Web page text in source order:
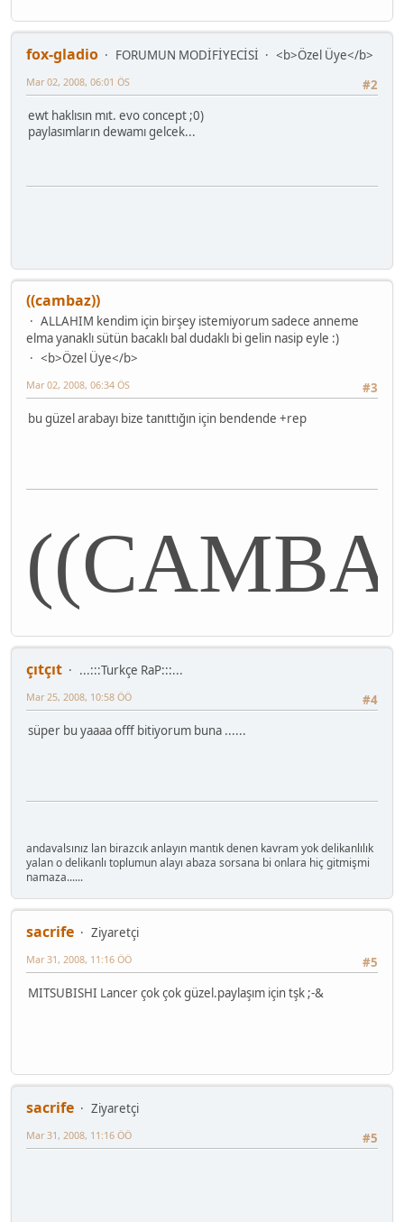
fox-gladio FORUMUN MODİFİYECİSİ
<b>Özel Üye</b>
#2
Mar 02, 2008, 06:01 ÖS
ewt haklısın mıt. evo concept ;0)
paylasımların dewamı gelcek...
((cambaz))
ALLAHIM kendim için birşey istemiyorum sadece anneme
elma yanaklı sütün bacaklı bal dudaklı bi gelin nasip eyle :)
<b>Özel Üye</b>
#3
Mar 02, 2008, 06:34 ÖS
bu güzel arabayı bize tanıttığın için bendende +rep
çıtçıt
...:::Turkçe RaP:::...
#4
Mar 25, 2008, 10:58 ÖÖ
süper bu yaaaa offf bitiyorum buna ......
andavalsınız lan birazcık anlayın mantık denen kavram yok delikanlılık
yalan o delikanlı toplumun alayı abaza sorsana bi onlara hiç gitmişmi
namaza......
sacrife
Ziyaretçi
#5
Mar 31, 2008, 11:16 ÖÖ
MITSUBISHI Lancer çok çok güzel.paylaşım için tşk ;-&
sacrife
Ziyaretçi
#5
Mar 31, 2008, 11:16 ÖÖ